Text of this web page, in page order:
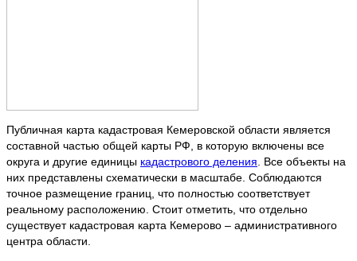
Публичная карта кадастровая Кемеровской области является
составной частью общей карты РФ, в которую включены все
округа и другие единицы кадастрового деления . Все объекты на
них представлены схематически в масштабе. Соблюдаются
точное размещение границ, что полностью соответствует
реальному расположению. Стоит отметить, что отдельно
существует кадастровая карта Кемерово – административного
центра области.